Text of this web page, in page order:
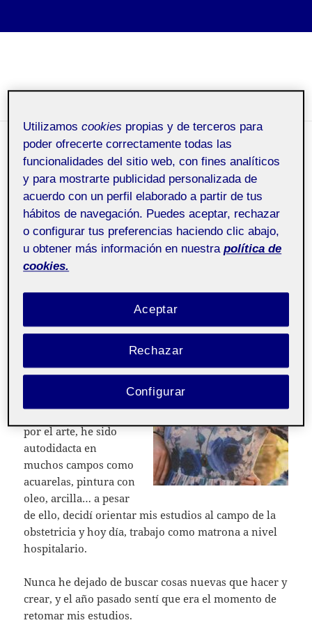
Fernandez
¿Quién soy?
Pública
¡Hola!
actualmente soy
de Artes en la UOC. Os
cuento un poco como
llegué aquí…
por el arte, he sido
autodidacta en
muchos campos como
acuarelas, pintura con
oleo, arcilla… a pesar
de ello, decidí orientar mis estudios al campo de la
obstetricia y hoy día, trabajo como matrona a nivel
hospitalario.
Nunca he dejado de buscar cosas nuevas que hacer y
crear, y el año pasado sentí que era el momento de
retomar mis estudios.
Utilizamoscookies propias y de terceros para
poder ofrecerte correctamente todas las
funcionalidades del sitio web, con fines analíticos
y para mostrarte publicidad personalizada de
acuerdo con un perfil elaborado a partir de tus
hábitos de navegación. Puedes aceptar, rechazar
o configurar tus preferencias haciendo clic abajo,
u obtener más información en nuestra política de
cookies.
Rechazar
Aceptar
Configurar